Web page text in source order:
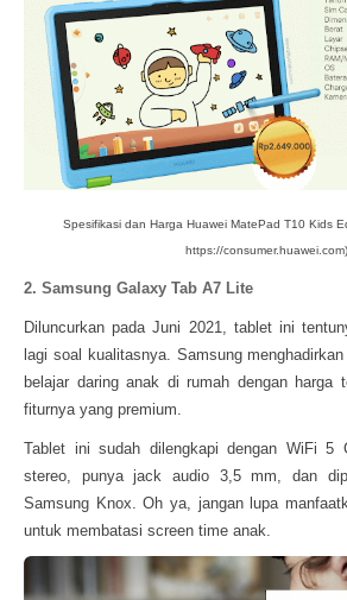
Spesifikasi dan Harga Huawei MatePad T10 Kids
https://consumer.huawei.com)
2. Samsung Galaxy Tab A7 Lite
Diluncurkan pada Juni 2021, tablet ini
lagi soal kualitasnya. Samsung
belajar daring anak di rumah dengan harga
fiturnya yang premium.
Tablet ini sudah dilengkapi dengan WiFi 5
stereo, punya jack audio 3,5 mm, dan
Samsung Knox. Oh ya, jangan lupa
untuk membatasi screen time anak.